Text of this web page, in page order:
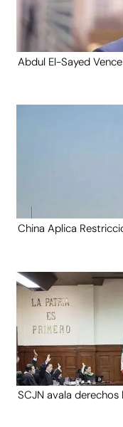
Abdul El-Sayed
China Aplica
SCJN avala